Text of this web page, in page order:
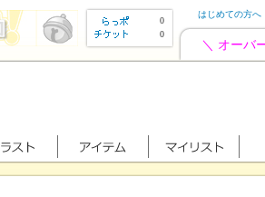
0
0
はじめての方へ
＼ オーバ